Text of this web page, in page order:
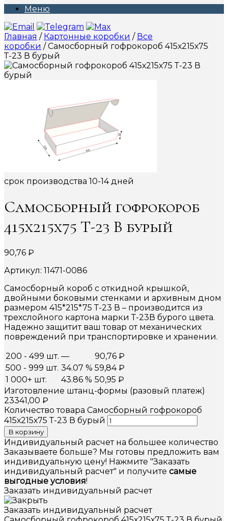
Меню
Главная / Картонные коробки / Все
коробки / Самосборный гофрокороб 415х215х75
Т-23 В бурый
срок производства 10-14 дней
Самосборный гофрокороб
415х215х75 Т-23 В бурый
90,76 ₽
Артикул: 11471-0086
Самосборный короб с откидной крышкой,
двойными боковыми стенками и архивным дном
размером 415*215*75 Т-23 В – производится из
трехслойного картона марки Т-23В бурого цвета.
Надежно защитит ваш товар от механических
повреждений при транспортировке и хранении.
200 - 499 шт. — 90,76 ₽
500 - 999 шт. 34.07 % 59,84₽
1 000+ шт.
43.86 % 50,95 ₽
Изготовление штанц-формы (разовый платеж)
23341,00 ₽
Количество товара Самосборный гофрокороб
415х215х75 Т-23 В бурый
В корзину
Индивидуальный расчет на большее количество
Заказываете больше? Мы готовы предложить вам
индивидуальную цену! Нажмите "Заказать
индивидуальный расчет" и получите самые
выгодные условия!
Заказать индивидуальный расчет
Заказать индивидуальный расчет